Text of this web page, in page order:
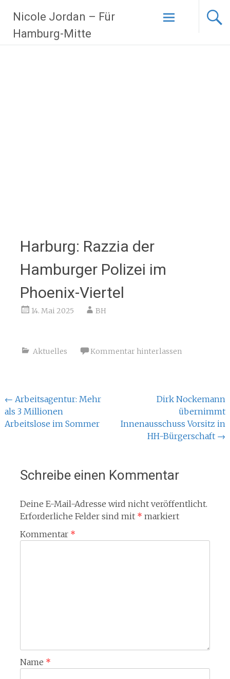
Inhalt
springen
Nicole Jordan – Für
Hamburg-Mitte
Harburg: Razzia der
Hamburger Polizei im
Phoenix-Viertel
14. Mai 2025 BH
Aktuelles Kommentar hinterlassen
Beitragsnavigation
← Arbeitsagentur: Mehr
als 3 Millionen
Arbeitslose im Sommer
Dirk Nockemann
übernimmt
Innenausschuss Vorsitz in
HH-Bürgerschaft →
Schreibe einen Kommentar
Deine E-Mail-Adresse wird nicht veröffentlicht.
Erforderliche Felder sind mit * markiert
Kommentar *
Name *